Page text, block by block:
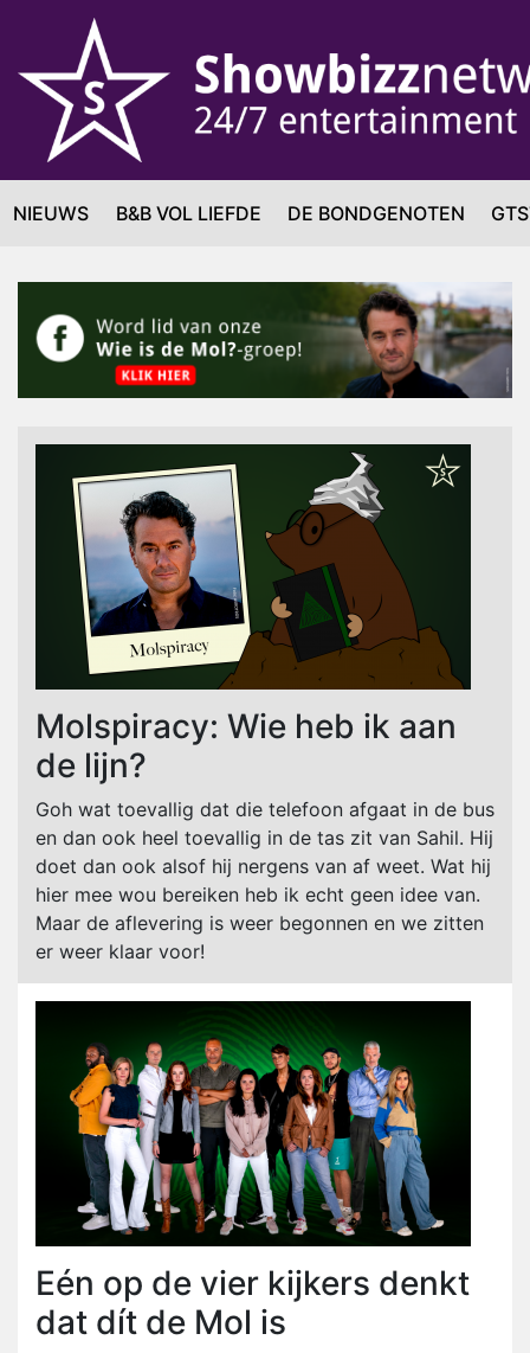
NIEUWS B&B VOL LIEFDE DE BONDGENOTEN
Molspiracy: Wie heb ik aan
de lijn?
Goh wat toevallig dat die telefoon afgaat in de bus
en dan ook heel toevallig in de tas zit van Sahil. Hij
doet dan ook alsof hij nergens van af weet. Wat hij
hier mee wou bereiken heb ik echt geen idee van.
Maar de aflevering is weer begonnen en we zitten
er weer klaar voor!
Eén op de vier kijkers denkt
dat dít de Mol is